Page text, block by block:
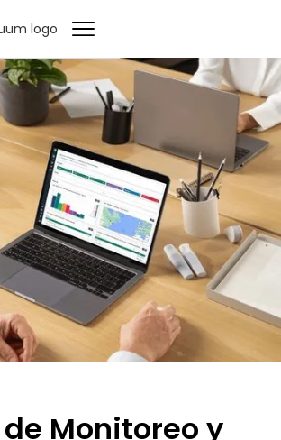
Monitoreo y